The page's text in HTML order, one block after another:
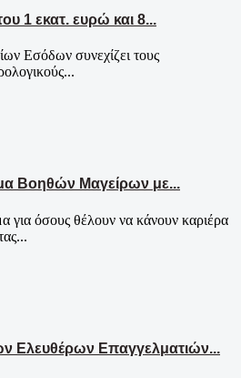
1 εκατ. ευρώ και 8...
Εσόδων συνεχίζει τους
Βοηθών Μαγείρων με...
για όσους θέλουν να κάνουν καριέρα
Ελευθέρων Επαγγελματιών...